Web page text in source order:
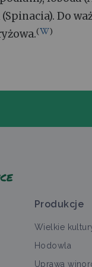
Do
( )
Produkcje
Wielkie
Hodowla
Uprawa